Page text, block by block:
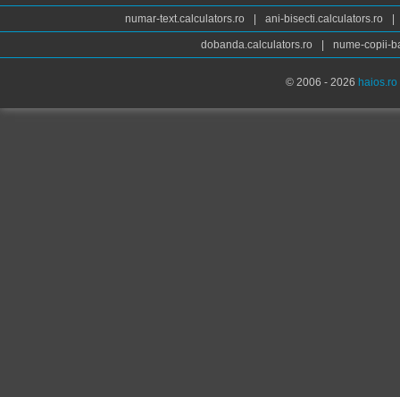
numar-text.calculators.ro ani-bisecti.calculators.ro
dobanda.calculators.ro nume-copii-
© 2006 - 2026 haios.ro